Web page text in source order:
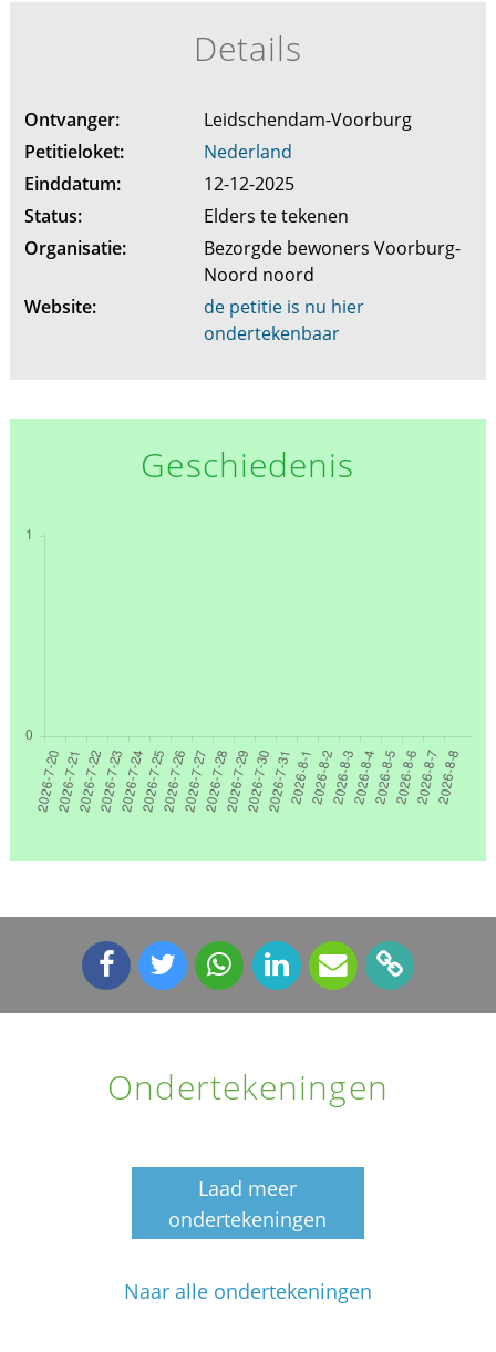
Details
Ontvanger:
Leidschendam-Voorburg
Petitieloket:
Nederland
Einddatum:
12-12-2025
Status:
Elders te tekenen
Organisatie:
Bezorgde bewoners Voorburg-
Noord noord
Website:
de petitie is nu hier
ondertekenbaar
Geschiedenis
Ondertekeningen
Laad meer
ondertekeningen
Naar alle ondertekeningen